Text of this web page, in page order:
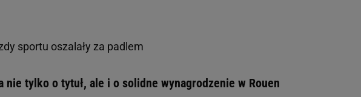
sportu oszalały za padlem
nie tylko o tytuł, ale i o solidne wynagrodzenie w Rouen